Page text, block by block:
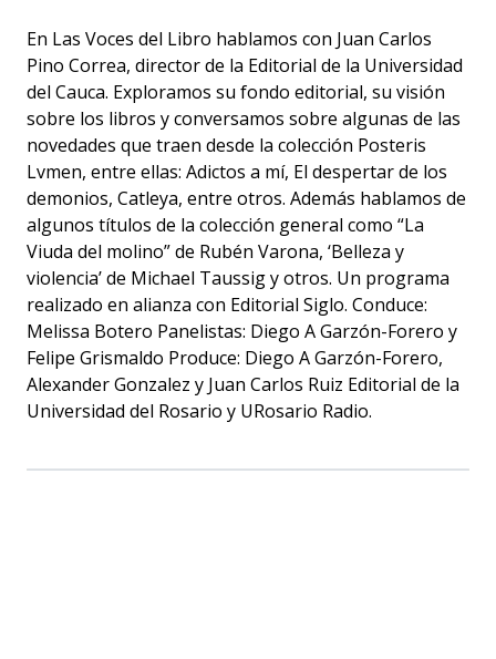
En Las Voces del Libro hablamos con Juan Carlos
Pino Correa, director de la Editorial de la Universidad
del Cauca. Exploramos su fondo editorial, su visión
sobre los libros y conversamos sobre algunas de las
novedades que traen desde la colección Posteris
Lvmen, entre ellas: Adictos a mí, El despertar de los
demonios, Catleya, entre otros. Además hablamos de
algunos títulos de la colección general como “La
Viuda del molino” de Rubén Varona, ‘Belleza y
violencia’ de Michael Taussig y otros. Un programa
realizado en alianza con Editorial Siglo. Conduce:
Melissa Botero Panelistas: Diego A Garzón-Forero y
Felipe Grismaldo Produce: Diego A Garzón-Forero,
Alexander Gonzalez y Juan Carlos Ruiz Editorial de la
Universidad del Rosario y URosario Radio.